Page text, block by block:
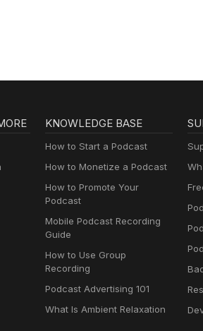
KNOWLEDGE BASE
How to Start a Podcast
How to Monetize a Podcast
How to Promote Your
Podcast
Mobile Podcast Recording
Guide
How to Use Group
Recording
Podcast Advertising 101
What Is Ambient Relaxation